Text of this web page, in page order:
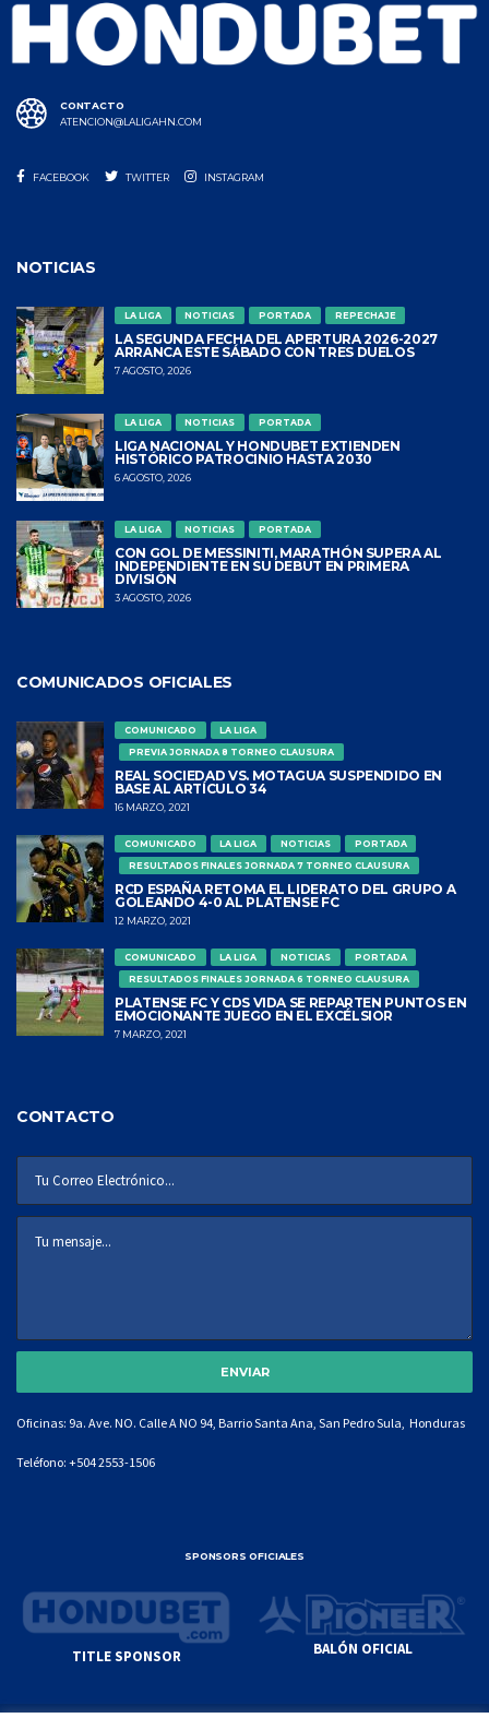
CONTACTO
ATENCION@LALIGAHN.COM
FACEBOOK TWITTER INSTAGRAM
NOTICIAS
LA LIGA NOTICIAS PORTADA REPECHAJE
LA SEGUNDA FECHA DEL APERTURA 2026-2027
ARRANCA ESTE SÁBADO CON TRES DUELOS
7 AGOSTO, 2026
LA LIGA NOTICIAS PORTADA
LIGA NACIONAL Y HONDUBET EXTIENDEN
HISTÓRICO PATROCINIO HASTA 2030
6 AGOSTO, 2026
LA LIGA NOTICIAS PORTADA
CON GOL DE MESSINITI, MARATHÓN SUPERA AL
INDEPENDIENTE EN SU DEBUT EN PRIMERA
DIVISIÓN
3 AGOSTO, 2026
COMUNICADOS OFICIALES
COMUNICADO
LA LIGA
PREVIA JORNADA 8 TORNEO CLAUSURA
REAL SOCIEDAD VS. MOTAGUA SUSPENDIDO EN
BASE AL ARTÍCULO 34
16 MARZO, 2021
COMUNICADO LA LIGA NOTICIAS
PORTADA
RESULTADOS FINALES JORNADA 7 TORNEO CLAUSURA
RCD ESPAÑA RETOMA EL LIDERATO DEL GRUPO A
GOLEANDO 4-0 AL PLATENSE FC
12 MARZO, 2021
COMUNICADO LA LIGA NOTICIAS
PORTADA
RESULTADOS FINALES JORNADA 6 TORNEO CLAUSURA
PLATENSE FC Y CDS VIDA SE REPARTEN PUNTOS EN
EMOCIONANTE JUEGO EN EL EXCÉLSIOR
7 MARZO, 2021
CONTACTO
Oficinas: 9a. Ave. NO. Calle A NO 94, Barrio Santa Ana, San Pedro Sula, Honduras
Teléfono: +504 2553-1506
SPONSORS OFICIALES
TITLE SPONSOR BALÓN OFICIAL